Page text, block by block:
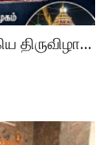
திருவிழா...